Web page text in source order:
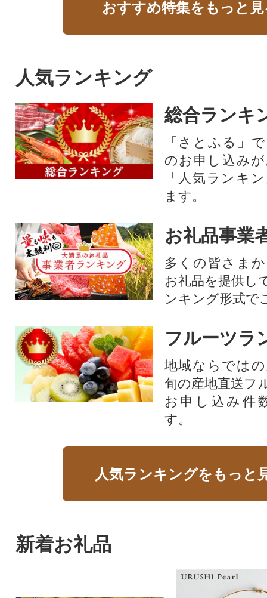
おすすめ特集をもっと
人気ランキング
総合ランキ
「さとふる」
のお申し込み
「人気ランキ
ます。
お礼品事業
多くの皆さま
お礼品を提供し
ンキング形式で
フルーツラ
地域ならでは
旬の産地直送フ
お申し込み件
す。
人気ランキングをもっと
新着お礼品